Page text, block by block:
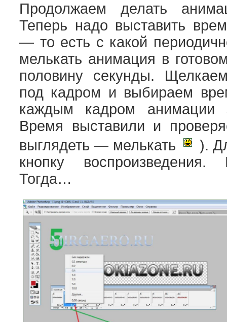
Продолжаем делать
Теперь надо выставить
— то есть с какой
мелькать анимация в
половину секунды.
под кадром и выбираем
каждым кадром анимации
Время выставили и
выглядеть — мелькать
).
кнопку воспроизведения.
Тогда…